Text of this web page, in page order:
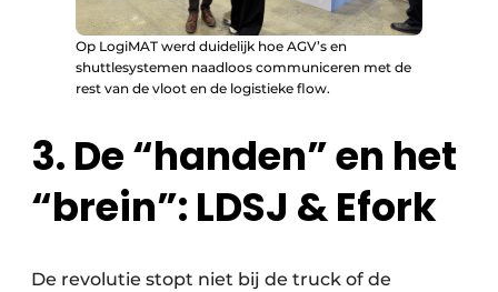
Op LogiMAT werd duidelijk hoe AGV’s en
shuttlesystemen naadloos communiceren met de
rest van de vloot en de logistieke flow.
3. De “handen” en het
“brein”: LDSJ & Efork
De revolutie stopt niet bij de truck of de